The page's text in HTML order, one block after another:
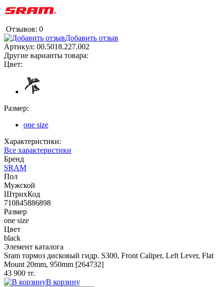
Отзывов: 0
Добавить отзыв
Артикул: 00.5018.227.002
Другие варианты товара:
Цвет:
Размер:
one size
Характеристики:
Все характеристики
Бренд
SRAM
Пол
Мужской
ШтрихКод
710845886898
Размер
one size
Цвет
black
Элемент каталога
Sram тормоз дисковый гидр. S300, Front Caliper, Left Lever, Flat
Mount 20mm, 950mm [264732]
43 900 тг.
В корзину